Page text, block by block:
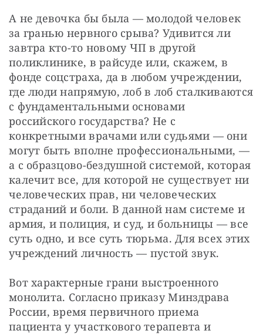
А не девочка бы была — молодой человек
за гранью нервного срыва? Удивится ли
завтра кто-то новому ЧП в другой
поликлинике, в райсуде или, скажем, в
фонде соцстраха, да в любом учреждении,
где люди напрямую, лоб в лоб сталкиваются
с фундаментальными основами
российского государства? Не с
конкретными врачами или судьями — они
могут быть вполне профессиональными, —
а с образцово-бездушной системой, которая
калечит все, для которой не существует ни
человеческих прав, ни человеческих
страданий и боли. В данной нам системе и
армия, и полиция, и суд, и больницы — все
суть одно, и все суть тюрьма. Для всех этих
учреждений личность — пустой звук.
Вот характерные грани выстроенного
монолита. Согласно приказу Минздрава
России, время первичного приема
пациента у участкового терапевта и